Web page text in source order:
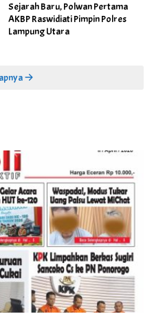
Sejarah Baru, Polwan Pertama
AKBP Raswidiati Pimpin Polres
Lampung Utara